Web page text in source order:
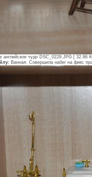
английское чудо DSC_0229.JPG [ 32.86
Ванная. Совершила набег на фикс